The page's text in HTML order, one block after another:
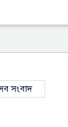
সংবাদ